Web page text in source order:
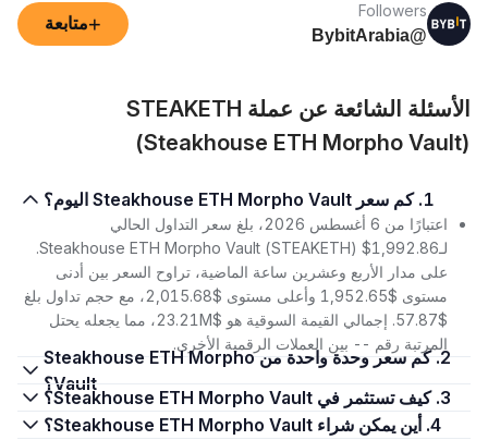
Followers
@BybitArabia
+متابعة
الأسئلة الشائعة عن عملة STEAKETH
(Steakhouse ETH Morpho Vault)
1. كم سعر Steakhouse ETH Morpho Vault اليوم؟
اعتبارًا من 6 أغسطس 2026، بلغ سعر التداول الحالي
لـSteakhouse ETH Morpho Vault (STEAKETH) $1,992.86.
على مدار الأربع وعشرين ساعة الماضية، تراوح السعر بين أدنى
مستوى $1,952.65 وأعلى مستوى $2,015.68، مع حجم تداول بلغ
$57.87. إجمالي القيمة السوقية هو $23.21M، مما يجعله يحتل
المرتبة رقم -- بين العملات الرقمية الأخرى.
2. كم سعر وحدة واحدة من Steakhouse ETH Morpho
Vault؟
3. كيف تستثمر في Steakhouse ETH Morpho Vault؟
4. أين يمكن شراء Steakhouse ETH Morpho Vault؟